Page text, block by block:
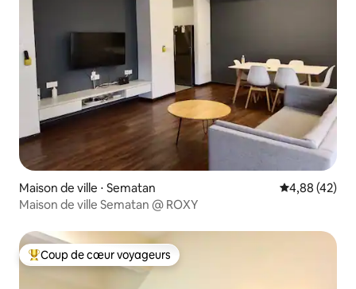
Maison de ville ⋅ Sematan Évaluation
4,88 (42)
Maison de ville Sematan @ ROXY
Coups de cœur voyageurs les plus appréciés
Coup de cœur voyageurs